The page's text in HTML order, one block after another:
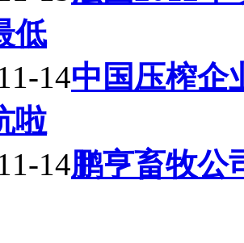
低
14中国压榨企
啦
14鹏亨畜牧公